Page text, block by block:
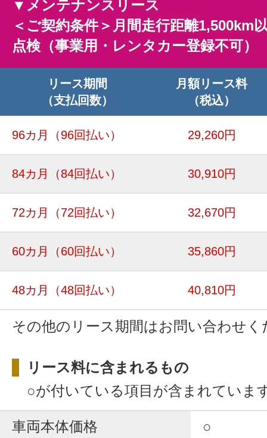
▼メンテナンスリース
＜ご契約条件＞月間走行距離1,500km
点検（事業用・レンタカー登録不可）
リース期間
（支払回数）
月額リース料
（税込）
96カ月 （96回払い） 29,260円
84カ月 （84回払い） 30,910円
72カ月 （72回払い） 32,670円
60カ月 （60回払い） 35,860円
48カ月 （48回払い） 40,810円
その他のリース期間はお問い合わせく
リース料に含まれるもの
○が付いている項目が含まれていま
車両本体価格
○